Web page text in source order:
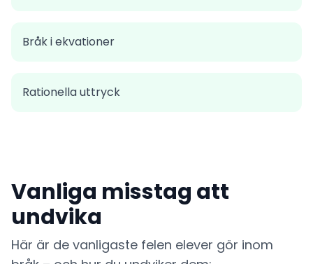
Bråk i ekvationer
Rationella uttryck
Vanliga misstag att
undvika
Här är de vanligaste felen elever gör inom